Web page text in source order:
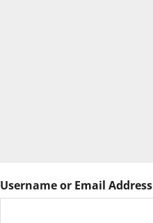
Username or Email Address